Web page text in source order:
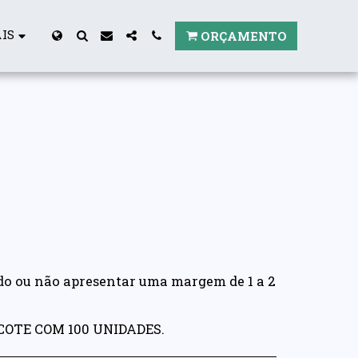
ORÇAMENTO
ou não apresentar uma margem de 1 a 2
COM 100 UNIDADES.